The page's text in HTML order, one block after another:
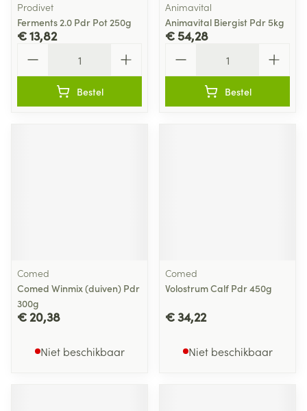
Prodivet
Ferments 2.0 Pdr Pot 250g
€ 13,82
Bestel
Animavital
Animavital Biergist Pdr 5kg
€ 54,28
Bestel
Comed
Comed Winmix (duiven) Pdr
300g
€ 20,38
Niet beschikbaar
Comed
Volostrum Calf Pdr 450g
€ 34,22
Niet beschikbaar